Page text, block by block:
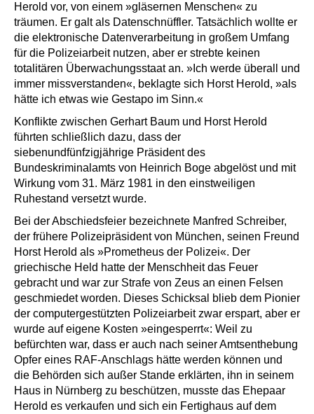
Herold vor, von einem »gläsernen Menschen« zu
träumen. Er galt als Datenschnüffler. Tatsächlich wollte er
die elektronische Datenverarbeitung in großem Umfang
für die Polizeiarbeit nutzen, aber er strebte keinen
totalitären Überwachungsstaat an. »Ich werde überall und
immer missverstanden«, beklagte sich Horst Herold, »als
hätte ich etwas wie Gestapo im Sinn.«
Konflikte zwischen Gerhart Baum und Horst Herold
führten schließlich dazu, dass der
siebenundfünfzigjährige Präsident des
Bundeskriminalamts von Heinrich Boge abgelöst und mit
Wirkung vom 31. März 1981 in den einstweiligen
Ruhestand versetzt wurde.
Bei der Abschiedsfeier bezeichnete Manfred Schreiber,
der frühere Polizeipräsident von München, seinen Freund
Horst Herold als »Prometheus der Polizei«. Der
griechische Held hatte der Menschheit das Feuer
gebracht und war zur Strafe von Zeus an einen Felsen
geschmiedet worden. Dieses Schicksal blieb dem Pionier
der computergestützten Polizeiarbeit zwar erspart, aber er
wurde auf eigene Kosten »eingesperrt«: Weil zu
befürchten war, dass er auch nach seiner Amtsenthebung
Opfer eines RAF-Anschlags hätte werden können und
die Behörden sich außer Stande erklärten, ihn in seinem
Haus in Nürnberg zu beschützen, musste das Ehepaar
Herold es verkaufen und sich ein Fertighaus auf dem